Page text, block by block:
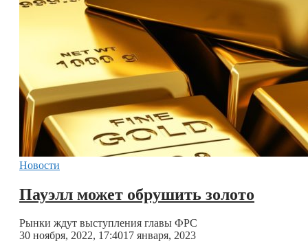
Новости
Пауэлл может обрушить золото
Рынки ждут выступления главы ФРС
30 ноября, 2022, 17:4017 января, 2023